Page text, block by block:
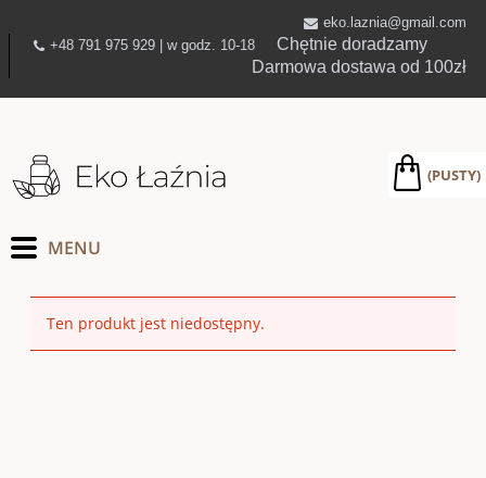
eko.laznia@gmail.com
+48 791 975 929 | w godz. 10-18 Chętnie doradzamy
Darmowa dostawa od 100zł
(PUSTY)
Ten produkt jest niedostępny.